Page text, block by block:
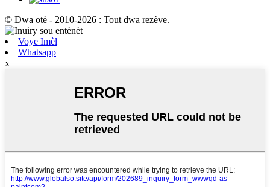
© Dwa otè - 2010-2026 : Tout dwa rezève.
Voye Imèl
Whatsapp
x